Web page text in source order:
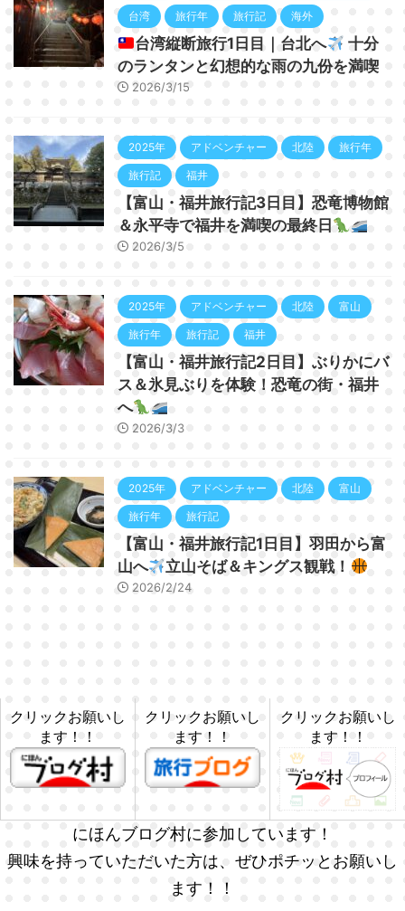
台湾 旅行年 旅行記 海外
台湾縦断旅行1日目｜台北へ
十分
のランタンと幻想的な雨の九份を満喫
2026/3/15
2025年 アドベンチャー 北陸 旅行年
旅行記 福井
【富山・福井旅行記3日目】恐竜博物館
＆永平寺で福井を満喫の最終日
2026/3/5
2025年 アドベンチャー 北陸 富山
旅行年 旅行記 福井
【富山・福井旅行記2日目】ぶりかにバ
ス＆氷見ぶりを体験！恐竜の街・福井
へ
2026/3/3
2025年 アドベンチャー 北陸 富山
旅行年 旅行記
【富山・福井旅行記1日目】羽田から富
山へ
立山そば＆キングス観戦！
2026/2/24
クリックお願いし
ます！！
クリックお願いし
ます！！
クリックお願いし
ます！！
にほんブログ村に参加しています！
興味を持っていただいた方は、ぜひポチッとお願いし
ます！！